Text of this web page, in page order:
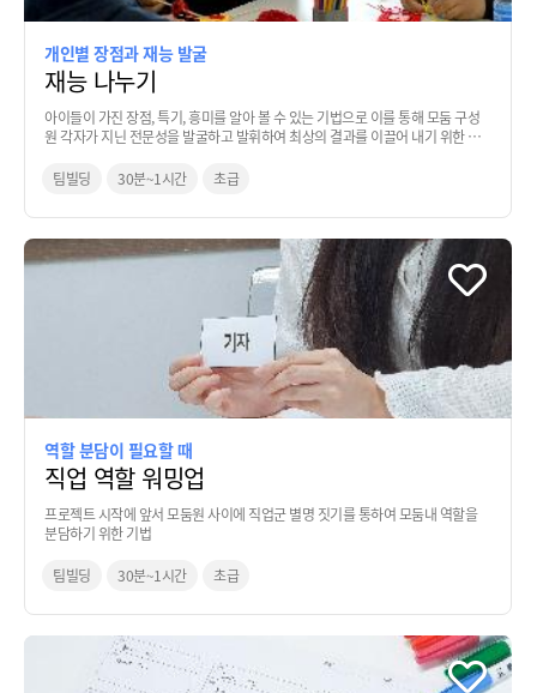
개인별 장점과 재능 발굴
재능 나누기
아이들이 가진 장점, 특기, 흥미를 알아 볼 수 있는 기법으로 이를 통해 모둠 구성
원 각자가 지닌 전문성을 발굴하고 발휘하여 최상의 결과를 이끌어 내기 위한 팀
팀빌딩
30분~1시간 초급
역할 분담이 필요할 때
직업 역할 워밍업
프로젝트 시작에 앞서 모둠원 사이에 직업군 별명 짓기를 통하여 모둠내 역할을
분담하기 위한 기법
팀빌딩 30분~1시간 초급